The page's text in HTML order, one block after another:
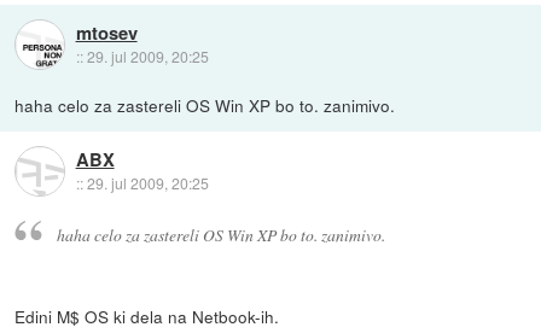
mtosev
::29. jul 2009, 20:25
haha celo za zastereli OS Win XP bo to. zanimivo.
ABX
::29. jul 2009, 20:25
haha celo za zastereli OS Win XP bo to. zanimivo.
Edini M$ OS ki dela na Netbook-ih.